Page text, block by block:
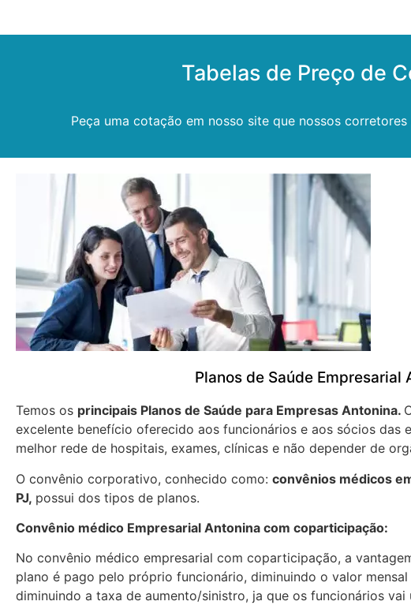
Tabelas de Preço de
Peça uma cotação em nosso site que nossos
Planos de Saúde Empresarial
Temos os principais Planos de Saúde para Empresas Antonina.
excelente benefício oferecido aos funcionários e aos sócios das
melhor rede de hospitais, exames, clínicas e não depender de
O convênio corporativo, conhecido como: convênios médicos
PJ, possui dos tipos de planos.
Convênio médico Empresarial Antonina com coparticipação:
No convênio médico empresarial com coparticipação, a
plano é pago pelo próprio funcionário, diminuindo o valor
diminuindo a taxa de aumento/sinistro, ja que os funcionários